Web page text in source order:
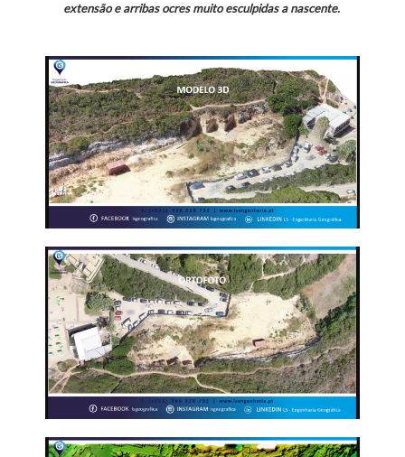
extensão e arribas ocres muito esculpidas a nascente.